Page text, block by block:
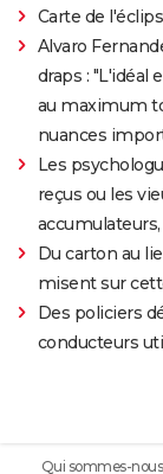
Carte de
Alvaro
draps : "L'idéal
au maximum
nuances
Les
reçus ou les
Du carton au
misent sur
Des policiers
conducteurs
Qui sommes-